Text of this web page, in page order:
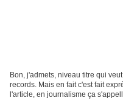
Bon, j'admets, niveau titre qui
records. Mais en fait c'est fait
l'article, en journalisme ça